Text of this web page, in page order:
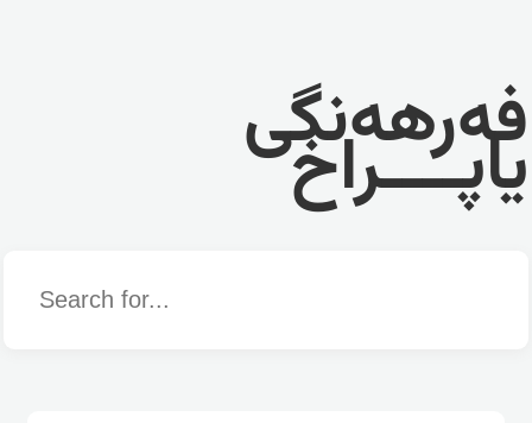
فەرهەنگی
یاپــــراخ
Word